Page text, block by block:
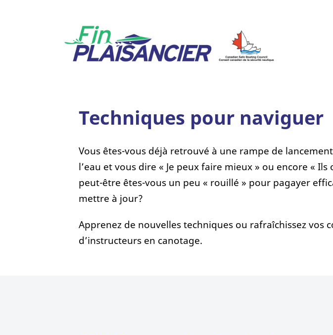
Techniques pour naviguer
Vous êtes-vous déjà retrouvé à une rampe de
l’eau et vous dire « Je peux faire mieux » ou encore «
peut-être êtes-vous un peu « rouillé » pour pagayer
mettre à jour?
Apprenez de nouvelles techniques ou rafraîchissez vos
d’instructeurs en canotage.